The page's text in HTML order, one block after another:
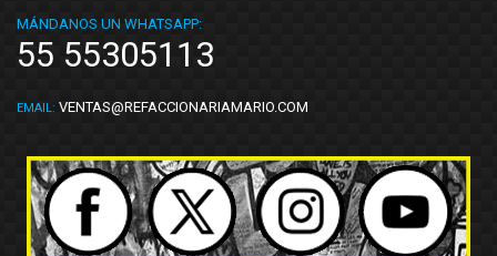
MÁNDANOS UN WHATSAPP:
55 55305113
EMAIL: VENTAS@REFACCIONARIAMARIO.COM